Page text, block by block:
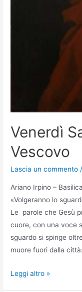
Venerdì
Vescovo
Lascia un commento
Ariano Irpino –
«Volgeranno lo
Le parole che Gesù
cuore, con una voce
sguardo si spinge
muore fuori dalla
Leggi altro »